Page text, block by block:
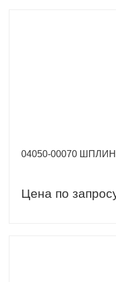
04050-00070
Цена по